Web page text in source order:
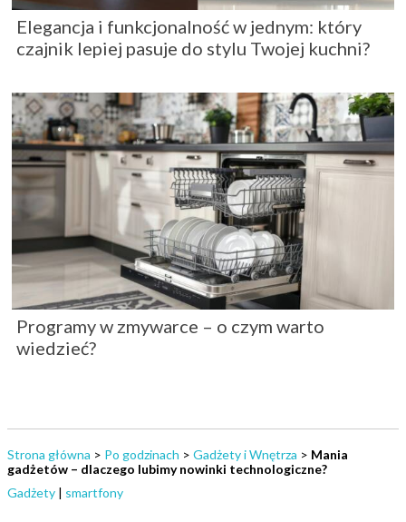
Elegancja i funkcjonalność w jednym: który
czajnik lepiej pasuje do stylu Twojej kuchni?
Programy w zmywarce – o czym warto
wiedzieć?
Strona główna > Po godzinach > Gadżety i Wnętrza > Mania
gadżetów – dlaczego lubimy nowinki technologiczne?
Gadżety | smartfony